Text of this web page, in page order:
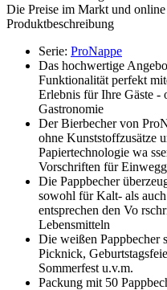
Die Preise im Markt und
Produktbeschreibung
Serie: ProNappe
Das hochwertige
Funktionalität perfekt
Erlebnis für Ihre Gäste -
Gastronomie
Der Bierbecher von
ohne Kunststoffzusätze
Papiertechnologie wa
Vorschriften für
Die Pappbecher
sowohl für Kalt- als
entsprechen den Vo
Lebensmitteln
Die weißen Pappbecher
Picknick,
Sommerfest u.v.m.
Packung mit 50